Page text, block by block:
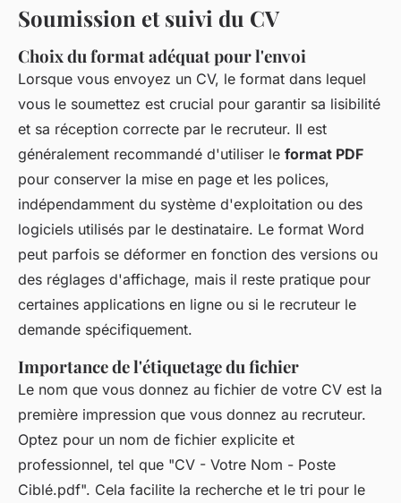
Soumission et suivi du CV
Choix du format adéquat pour l'envoi
Lorsque vous envoyez un CV, le format dans lequel
vous le soumettez est crucial pour garantir sa lisibilité
et sa réception correcte par le recruteur. Il est
généralement recommandé d'utiliser le format PDF
pour conserver la mise en page et les polices,
indépendamment du système d'exploitation ou des
logiciels utilisés par le destinataire. Le format Word
peut parfois se déformer en fonction des versions ou
des réglages d'affichage, mais il reste pratique pour
certaines applications en ligne ou si le recruteur le
demande spécifiquement.
Importance de l'étiquetage du fichier
Le nom que vous donnez au fichier de votre CV est la
première impression que vous donnez au recruteur.
Optez pour un nom de fichier explicite et
professionnel, tel que "CV - Votre Nom - Poste
Ciblé.pdf". Cela facilite la recherche et le tri pour le